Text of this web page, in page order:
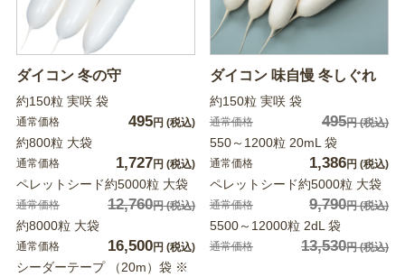
ダイコン 冬の守
約150粒 実咲 袋
通常価格 495円 (税込)
約800粒 大袋
通常価格 1,727円 (税込)
ペレットシード約5000粒 大袋
通常価格 12,760円(税込)
約8000粒 大袋
通常価格 16,500円 (税込)
シーダーテープ （20m）袋 ※
ダイコン 味自慢 冬しぐれ
約150粒 実咲 袋
通常価格 495円(税込)
550～1200粒 20mL 袋
通常価格 1,386円 (税込)
ペレットシード約5000粒 大袋
通常価格 9,790円(税込)
5500～12000粒 2dL 袋
通常価格 13,530円(税込)